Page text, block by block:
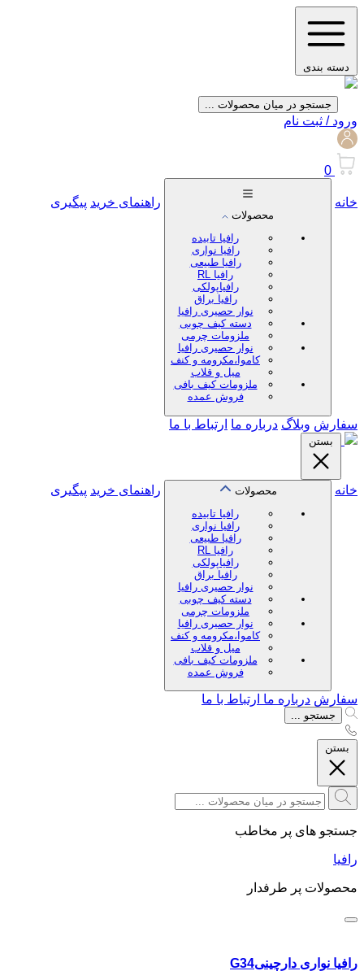
دسته بندی
جستجو در میان محصولات ...
ورود / ثبت نام
0
خانه
محصولات
رافیا تابیده
رافیا نواری
رافیا طبیعی
رافیا RL
رافیاپولکی
رافیا براق
نوار حصیری رافیا
دسته کیف چوبی
ملزومات چرمی
نوار حصیری رافیا
کاموا،مکرومه و کنف
میل و قلاب
ملزومات کیف بافی
فروش عمده
راهنمای خرید پیگیری
سفارش وبلاگ درباره ما ارتباط با ما
بستن
خانه
محصولات
رافیا تابیده
رافیا نواری
رافیا طبیعی
رافیا RL
رافیاپولکی
رافیا براق
نوار حصیری رافیا
دسته کیف چوبی
ملزومات چرمی
نوار حصیری رافیا
کاموا،مکرومه و کنف
میل و قلاب
ملزومات کیف بافی
فروش عمده
راهنمای خرید پیگیری
سفارش درباره ما ارتباط با ما
جستجو ...
بستن
جستجو های پر مخاطب
رافیا
محصولات پر طرفدار
رافیا نواری دارچینیG34